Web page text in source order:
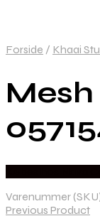
Forside / Khaai
Varenummer
Previous Product